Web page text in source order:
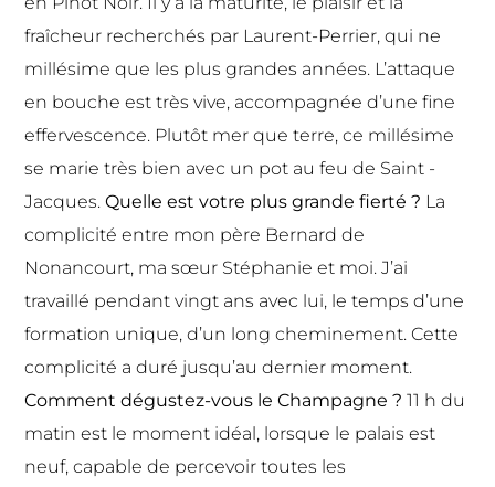
fraîcheur recherchés par Laurent-Perrier, qui ne
millésime que les plus grandes années. L’attaque
en bouche est très vive, accompagnée d’une fine
effervescence. Plutôt mer que terre, ce millésime
se marie très bien avec un pot au feu de Saint -
Jacques.Quelle est votre plus grande fierté ? La
complicité entre mon père Bernard de
Nonancourt, ma sœur Stéphanie et moi. J’ai
travaillé pendant vingt ans avec lui, le temps d’une
formation unique, d’un long cheminement. Cette
complicité a duré jusqu’au dernier moment.
Comment dégustez-vous le Champagne ? 11 h du
matin est le moment idéal, lorsque le palais est
neuf, capable de percevoir toutes les